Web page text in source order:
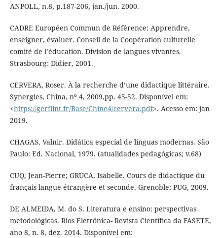
ANPOLL, n.8, p.187-206, jan./jun. 2000.
CADRE Européen Commun de Référence: Apprendre,
enseigner, évaluer. Conseil de la Coopération culturelle
comité de l’éducation. Division de langues vivantes.
Strasbourg: Didier, 2001.
CERVERA, Roser. À la recherche d’une didactique littéraire.
Synergies, China, nº 4, 2009,pp. 45-52. Disponível em:
<https://gerflint.fr/Base/Chine4/cervera.pdf>. Acesso em: jan
2019.
CHAGAS, Valnir. Didática especial de línguas modernas. São
Paulo: Ed. Nacional, 1979. (atualidades pedagógicas; v.68)
CUQ, Jean-Pierre; GRUCA, Isabelle. Cours de didactique du
français langue étrangère et seconde. Grenoble: PUG, 2009.
DE ALMEIDA, M. do S. Literatura e ensino: perspectivas
metodológicas. Rios Eletrônica- Revista Científica da FASETE,
ano 8, n. 8, dez. 2014. Disponível em: